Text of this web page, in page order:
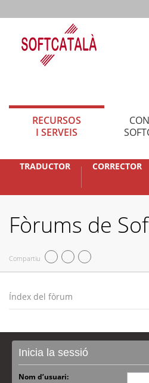
RECURSOS
I SERVEIS
TRADUCTOR CORRECTOR
Fòrums de
Compartiu
Índex del fòrum
Inicia la sessió
Nom d’usuari: